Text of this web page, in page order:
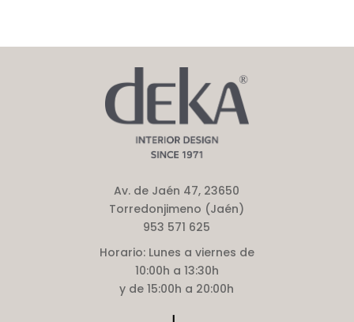
Av. de Jaén 47, 23650
Torredonjimeno (Jaén)
953 571 625
Horario:Lunes a viernes de
10:00h a 13:30h
y de 15:00h a 20:00h